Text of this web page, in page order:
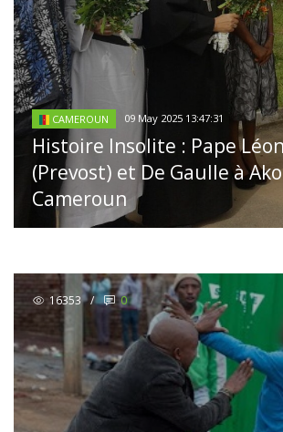
CAMEROUN 09 May 2025 13:47:31
Histoire Insolite : Pape
(Prevost) et De Gaulle à
Cameroun
16353 / 0